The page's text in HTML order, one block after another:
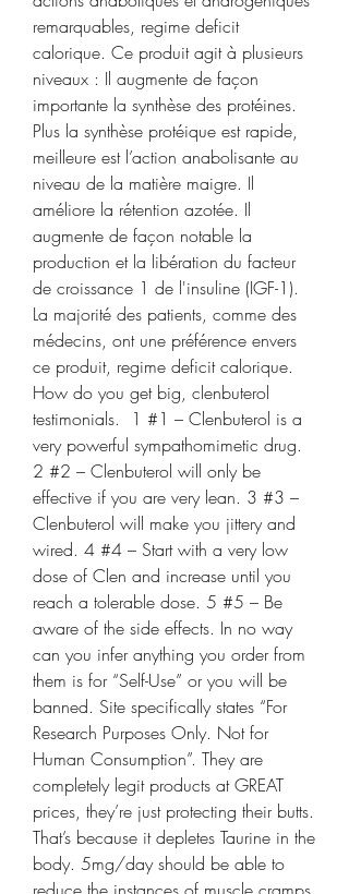
remarquables, regime deficit
calorique. Ce produit agit à plusieurs
niveaux : Il augmente de façon
importante la synthèse des protéines.
Plus la synthèse protéique est rapide,
meilleure est l’action anabolisante au
niveau de la matière maigre. Il
améliore la rétention azotée. Il
augmente de façon notable la
production et la libération du facteur
de croissance 1 de l'insuline (IGF-1).
La majorité des patients, comme des
médecins, ont une préférence envers
ce produit, regime deficit calorique.
How do you get big, clenbuterol
testimonials.  1 #1 – Clenbuterol is a
very powerful sympathomimetic drug.
2 #2 – Clenbuterol will only be
effective if you are very lean. 3 #3 –
Clenbuterol will make you jittery and
wired. 4 #4 – Start with a very low
dose of Clen and increase until you
reach a tolerable dose. 5 #5 – Be
aware of the side effects. In no way
can you infer anything you order from
them is for “Self-Use” or you will be
banned. Site specifically states “For
Research Purposes Only. Not for
Human Consumption”. They are
completely legit products at GREAT
prices, they’re just protecting their butts.
That’s because it depletes Taurine in the
body. 5mg/day should be able to